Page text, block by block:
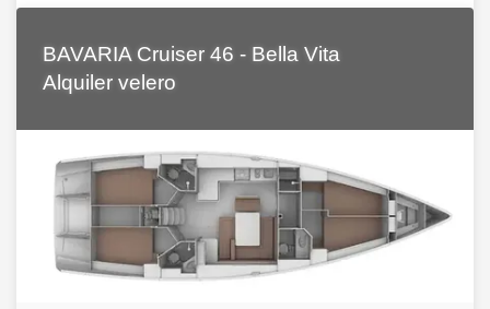
BAVARIA Cruiser 46 - Bella Vita
Alquiler velero